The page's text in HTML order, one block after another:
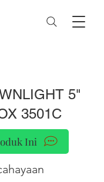
5"
3501C
Ini